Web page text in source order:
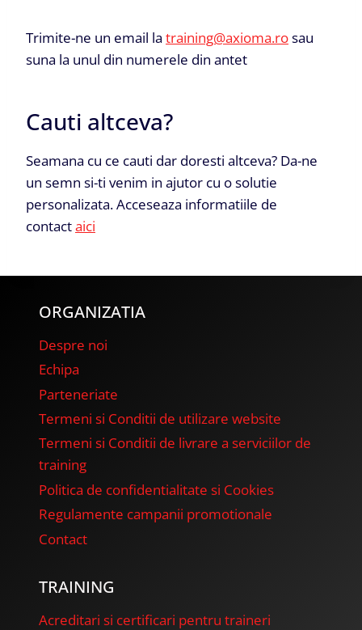
Trimite-ne un email la training@axioma.rosau
suna la unul din numerele din antet
Cauti altceva?
Seamana cu ce cauti dar doresti altceva? Da-ne
un semn si-ti venim in ajutor cu o solutie
personalizata. Acceseaza informatiile de
contactaici
ORGANIZATIA
Despre noi
Echipa
Parteneriate
Termeni si Conditii de utilizare website
Termeni si Conditii de livrare a serviciilor de
training
Politica de confidentialitate si Cookies
Regulamente campanii promotionale
Contact
TRAINING
Acreditari si certificari pentru traineri